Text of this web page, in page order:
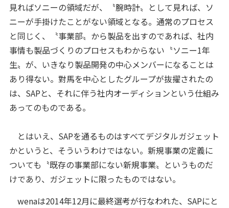
見ればソニーの領域だが、〝腕時計〟として見れば、ソ
ニーが手掛けたことがない領域となる。通常のプロセス
と同じく、〝事業部〟から製品を出すのであれば、社内
事情も製品づくりのプロセスもわからない〝ソニー1年
生〟が、いきなり製品開発の中心メンバーになることは
あり得ない。對馬を中心としたグループが抜擢されたの
は、SAPと、それに伴う社内オーディションという仕組み
あってのものである。
とはいえ、SAPを通るものはすべてデジタルガジェット
かというと、そういうわけではない。新規事業の定義に
ついても〝既存の事業部にない新規事業〟というものだ
けであり、ガジェットに限ったものではない。
wenaは2014年12月に最終選考が行なわれた、SAPにと